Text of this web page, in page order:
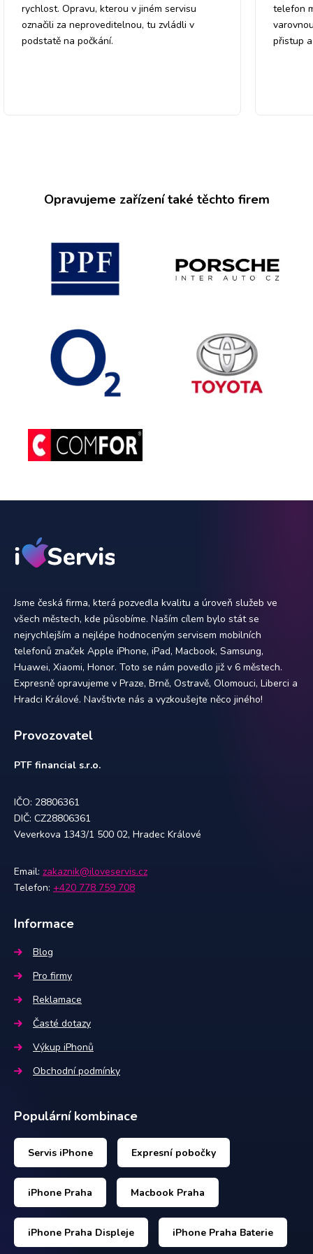
rychlost. Opravu, kterou v jiném servisu
označili za neproveditelnou, tu zvládli v
podstatě na počkání.
telefon
přistup
Opravujeme zařízení také těchto firem
Jsme česká firma, která pozvedla kvalitu a úroveň služeb ve
všech městech, kde působíme. Naším cílem bylo stát se
nejrychlejším a nejlépe hodnoceným servisem mobilních
telefonů značek Apple iPhone, iPad, Macbook, Samsung,
Huawei, Xiaomi, Honor. Toto se nám povedlo již v 6 městech.
Expresně opravujeme v Praze, Brně, Ostravě, Olomouci, Liberci a
Hradci Králové. Navštivte nás a vyzkoušejte něco jiného!
Provozovatel
PTF financial s.r.o.
IČO: 28806361
DIČ: CZ28806361
Veverkova 1343/1 500 02, Hradec Králové
Email: zakaznik@iloveservis.cz
Telefon: +420 778 759 708
Informace
Blog
Pro firmy
Reklamace
Časté dotazy
Výkup iPhonů
Obchodní podmínky
Populární kombinace
Servis iPhone Expresní pobočky
iPhone Praha Macbook Praha
iPhone Praha Displeje iPhone Praha Baterie